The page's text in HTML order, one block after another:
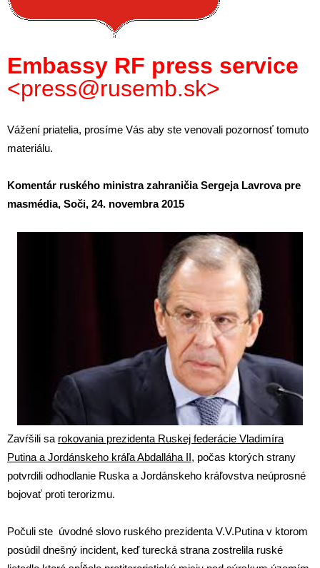
Embassy RF press service
<press@rusemb.sk>
Vážení priatelia, prosíme Vás aby ste venovali pozornosť tomuto
materiálu.
Komentár ruského ministra zahraničia Sergeja Lavrova pre
masmédia, Soči, 24. novembra 2015
Zavŕšili sa rokovania prezidenta Ruskej federácie Vladimíra
Putina a Jordánskeho kráľa Abdalláha II, počas ktorých strany
potvrdili odhodlanie Ruska a Jordánskeho kráľovstva neúprosné
bojovať proti terorizmu.
Počuli ste úvodné slovo ruského prezidenta V.V.Putina v ktorom
posúdil dnešný incident, keď turecká strana zostrelila ruské